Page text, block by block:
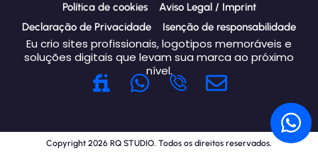
W
h
Política de cookies
Aviso Legal / Imprint
Declaração de Privacidade
Isenção de responsabilidade
Eu crio sites profissionais, logotipos memoráveis e
soluções digitais que levam sua marca ao próximo
nível.
W
a
t
E
v
e
Copyright 2026 RQ STUDIO. Todos os direitos reservados.